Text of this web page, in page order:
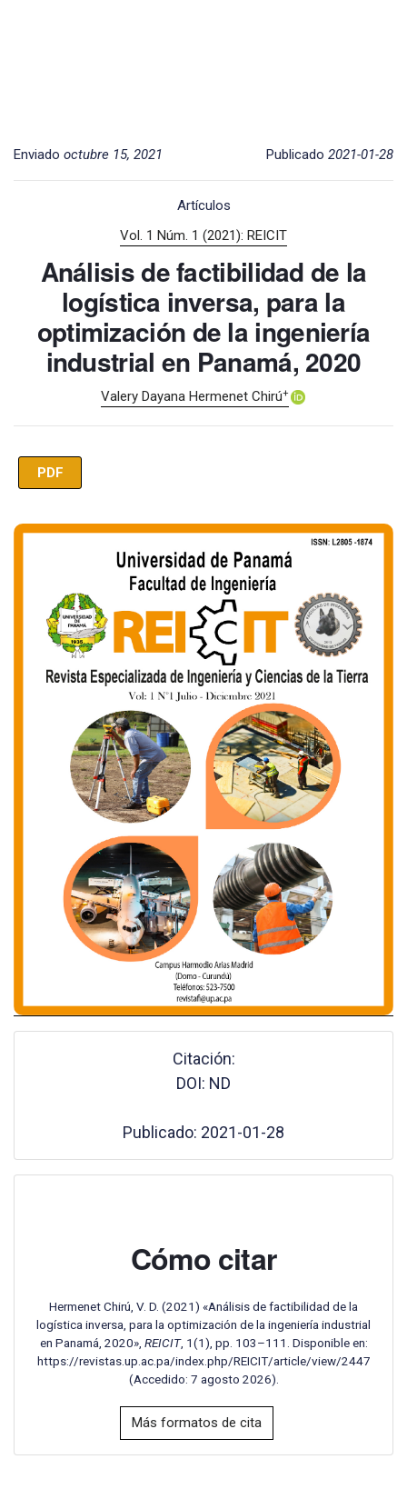
Enviado octubre 15, 2021 Publicado 2021-01-28
Artículos
Vol. 1 Núm. 1 (2021): REICIT
Análisis de factibilidad de la
logística inversa, para la
optimización de la ingeniería
industrial en Panamá, 2020
Valery Dayana Hermenet Chirú+
PDF
Imagen de portada
Citación:
DOI: ND
Publicado: 2021-01-28
Cómo citar
Hermenet Chirú, V. D. (2021) «Análisis de factibilidad de la
logística inversa, para la optimización de la ingeniería industrial
en Panamá, 2020», REICIT, 1(1), pp. 103–111. Disponible en:
https://revistas.up.ac.pa/index.php/REICIT/article/view/2447
(Accedido: 7 agosto 2026).
Más formatos de cita